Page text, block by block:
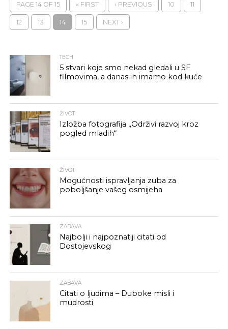
PAGE 14 OF 15 « FIRST ‹ PREVIOUS 10 11
12 13 14 15 NEXT ›
TECH
5 stvari koje smo nekad gledali u SF
filmovima, a danas ih imamo kod kuće
ŽIVOT
Izložba fotografija „Održivi razvoj kroz
pogled mladih“
ŽIVOT
Mogućnosti ispravljanja zuba za
poboljšanje vašeg osmijeha
ZABAVA
Najbolji i najpoznatiji citati od
Dostojevskog
ZABAVA
Citati o ljudima – Duboke misli i
mudrosti